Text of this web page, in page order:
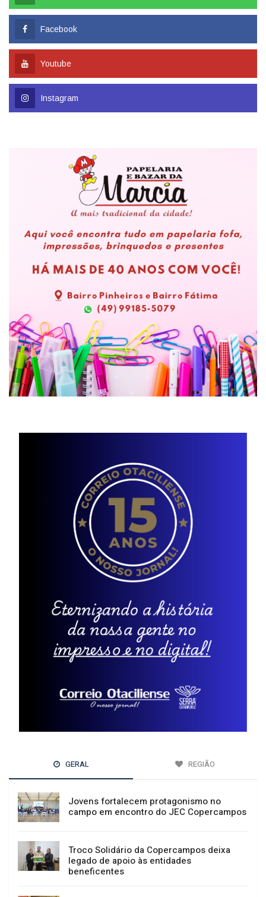
Facebook
Youtube
Instagram
GERAL REGIÃO
Jovens fortalecem protagonismo no
campo em encontro do JEC Copercampos
Troco Solidário da Copercampos deixa
legado de apoio às entidades
beneficentes